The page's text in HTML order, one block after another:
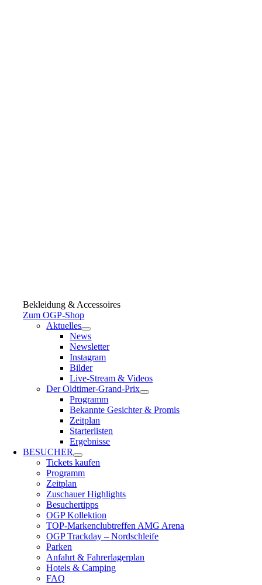
Bekleidung & Accessoires
Zum OGP-Shop
Aktuelles
News
Newsletter
Instagram
Bilder
Live-Stream & Videos
Der Oldtimer-Grand-Prix
Programm
Bekannte Gesichter & Promis
Zeitplan
Starterlisten
Ergebnisse
BESUCHER
Tickets kaufen
Programm
Zeitplan
Zuschauer Highlights
Besuchertipps
OGP Kollektion
TOP-Markenclubtreffen AMG Arena
OGP Trackday – Nordschleife
Parken
Anfahrt & Fahrerlagerplan
Hotels & Camping
FAQ